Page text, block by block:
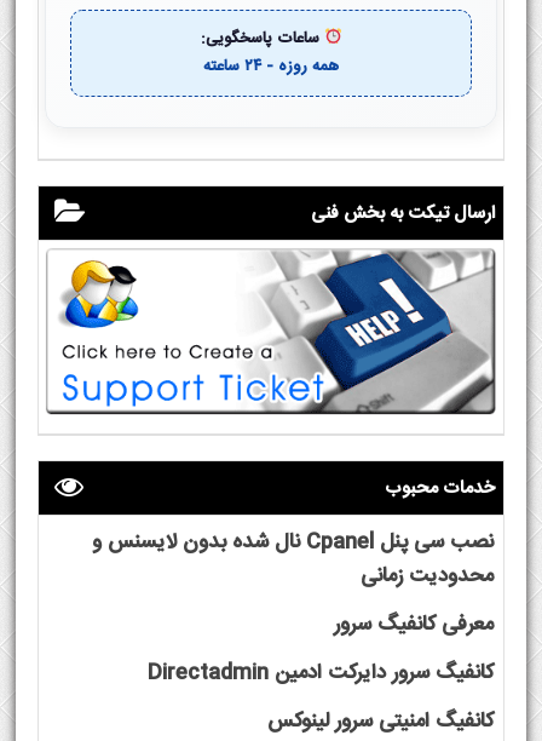
ساعات پاسخگویی:
همه روزه - ۲۴ ساعته
ارسال تیکت به بخش فنی
خدمات محبوب
نصب سی پنل Cpanel نال شده بدون لایسنس و
محدودیت زمانی
معرفی کانفیگ سرور
کانفیگ سرور دایرکت ادمین Directadmin
کانفیگ امنیتی سرور لینوکس